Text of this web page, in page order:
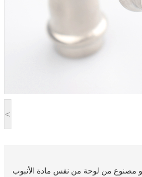
<
مصنوع من لوحة من نفس مادة الأنبوب